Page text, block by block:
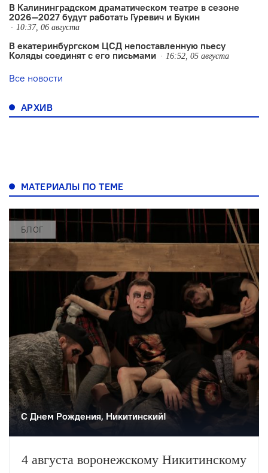
В Калининградском драматическом театре в сезоне
2026—2027 будут работать Гуревич и Букин
10:37, 06 августа
В екатеринбургском ЦСД непоставленную пьесу
Коляды соединят с его письмами
16:52, 05 августа
Все новости
АРХИВ
МАТЕРИАЛЫ ПО ТЕМЕ
БЛОГ
С Днем Рождения, Никитинский!
4 августа воронежскому Никитинскому